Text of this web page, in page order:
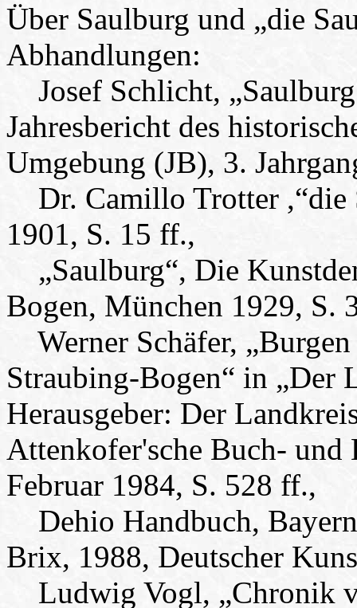
Über Saulburg und „die
Abhandlungen:
Josef Schlicht,
Jahresbericht des
Umgebung (JB), 3.
Dr. Camillo Trotter ,“die
1901, S. 15 ff.,
„Saulburg“, Die
Bogen, München 1929, S.
Werner Schäfer,
Straubing-Bogen“ in „Der
Herausgeber: Der
Attenkofer'sche Buch-
Februar 1984, S. 528 ff.,
Dehio Handbuch,
Brix, 1988, Deutscher
Ludwig Vogl, „Chronik